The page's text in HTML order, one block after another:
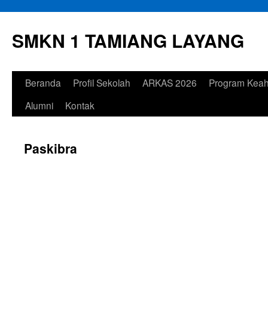
isi
SMKN 1 TAMIANG LAYANG
Beranda Profil Sekolah ARKAS 2026
Program
Alumni
Kontak
Paskibra